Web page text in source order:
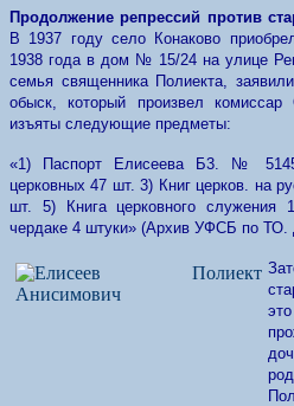
Продолжение репрессий против
В 1937 году село Конаково
1938 года в дом № 15/24 на улице
семья священника Полиекта,
обыск, который произвел
изъяты следующие предметы:
«1) Паспорт Елисеева Б3. №
церковных 47 шт. 3) Книг церков. на
шт. 5) Книга церковного
чердаке 4 штуки» (Архив УФСБ по ТО.